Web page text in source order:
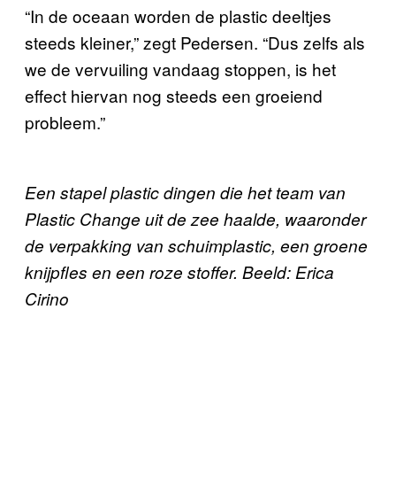
“In de oceaan worden de plastic deeltjes
steeds kleiner,” zegt Pedersen. “Dus zelfs als
we de vervuiling vandaag stoppen, is het
effect hiervan nog steeds een groeiend
probleem.”
Een stapel plastic dingen die het team van
Plastic Change uit de zee haalde, waaronder
de verpakking van schuimplastic, een groene
knijpfles en een roze stoffer. Beeld: Erica
Cirino